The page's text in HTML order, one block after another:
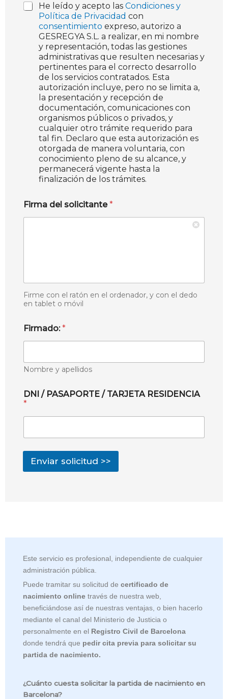
He leído y acepto las Condiciones y
Política de Privacidad con
consentimiento expreso, autorizo a
GESREGYA S.L. a realizar, en mi nombre
y representación, todas las gestiones
administrativas que resulten necesarias y
pertinentes para el correcto desarrollo
de los servicios contratados. Esta
autorización incluye, pero no se limita a,
la presentación y recepción de
documentación, comunicaciones con
organismos públicos o privados, y
cualquier otro trámite requerido para
tal fin. Declaro que esta autorización es
otorgada de manera voluntaria, con
conocimiento pleno de su alcance, y
permanecerá vigente hasta la
finalización de los trámites.
Firma del solicitante*
Firme con el ratón en el ordenador, y con el dedo
en tablet o móvil
Firmado:*
Nombre y apellidos
DNI / PASAPORTE / TARJETA RESIDENCIA
*
Enviar solicitud >>
Este servicio es profesional, independiente de cualquier
administración pública.
Puede tramitar su solicitud de certificado de
nacimiento online través de nuestra web,
beneficiándose así de nuestras ventajas, o bien hacerlo
mediante el canal del Ministerio de Justicia o
personalmente en el
Registro Civil de Barcelona
donde tendrá que pedir cita previa para solicitar su
partida de nacimiento.
¿Cuánto cuesta solicitar la partida de nacimiento en
Barcelona?